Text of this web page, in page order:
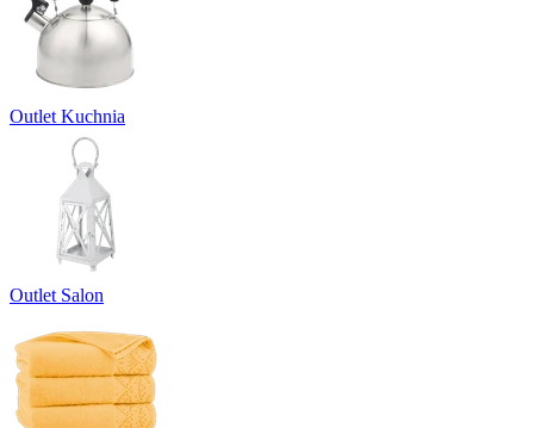
Outlet Kuchnia
Outlet Salon